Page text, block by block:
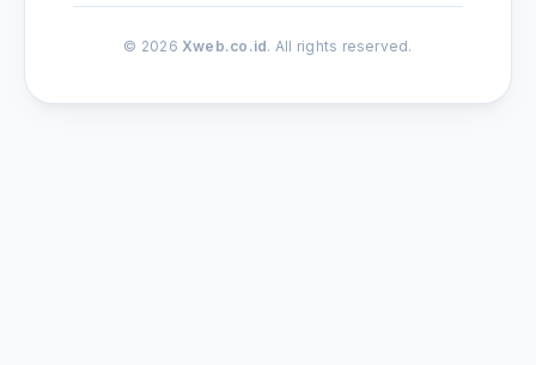
© 2026 Xweb.co.id. All rights reserved.